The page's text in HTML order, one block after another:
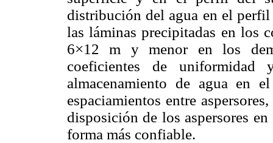
distribución del agua en el
las láminas precipitadas en los
6×12 m y menor en los
coeficientes de
almacenamiento de agua en
espaciamientos entre
disposición de los aspersores
forma más confiable.